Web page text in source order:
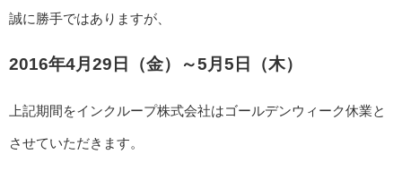
誠に勝手ではありますが、
2016年4月29日（金）～5月5日（木）
上記期間をインクループ株式会社はゴールデンウィーク休業と
させていただきます。